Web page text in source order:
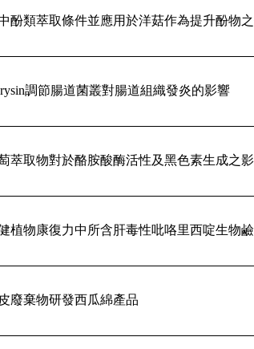
酚類萃取條件並應用於洋菇作為提升酚物
調節腸道菌叢對腸道組織發炎的影響
萃取物對於酪胺酸酶活性及黑色素生成之
植物康復力中所含肝毒性吡咯里西啶生物
廢棄物研發西瓜綿產品